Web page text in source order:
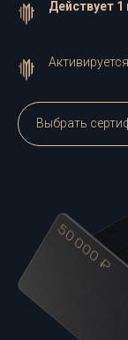
Действует 1
Выбрать